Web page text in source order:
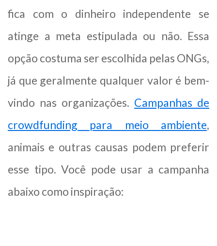
fica com o dinheiro independente se
atinge a meta estipulada ou não. Essa
opção costuma ser escolhida pelas ONGs,
já que geralmente qualquer valor é bem-
vindo nas organizações. Campanhas de
crowdfunding para meio ambiente,
animais e outras causas podem preferir
esse tipo. Você pode usar a campanha
abaixo como inspiração: